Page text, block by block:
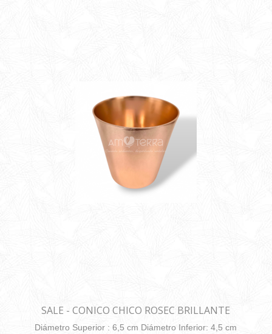
SALE - CONICO CHICO ROSEC BRILLANTE
Diámetro Superior : 6,5 cm Diámetro Inferior: 4,5 cm